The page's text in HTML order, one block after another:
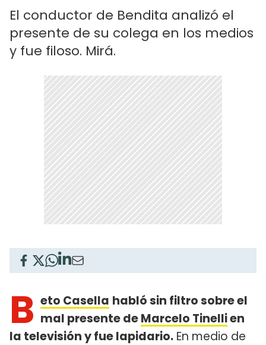
El conductor de Bendita analizó el
presente de su colega en los medios
y fue filoso. Mirá.
B eto Casella habló sin filtro sobre el
mal presente deMarcelo Tinellien
la televisión y fue lapidario. En medio de